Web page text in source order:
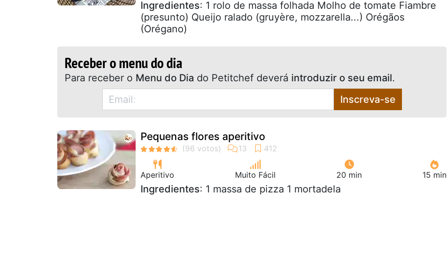
Ingredientes: 1 rolo de massa folhada Molho de tomate Fiambre
(presunto) Queijo ralado (gruyère, mozzarella...) Orégãos
(Orégano)
Receber o menu do dia
Para receber o Menu do Dia do Petitchef deverá introduzir o seu email.
Inscreva-se
Pequenas flores aperitivo
Aperitivo Muito Fácil 20 min 15 min
Ingredientes: 1 massa de pizza 1 mortadela